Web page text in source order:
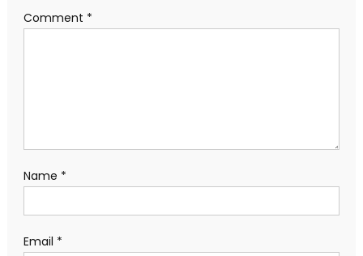
Comment *
Name *
Email *